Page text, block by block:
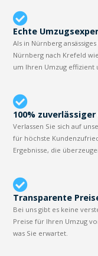
Echte
Als in Nürnberg
Nürnberg nach Krefeld
um Ihren Umzug effizient
100%
Verlassen Sie sich auf
für höchste
Ergebnisse, die
Transparente
Bei uns gibt es keine
Preise für Ihren Umzug
was Sie erwartet.